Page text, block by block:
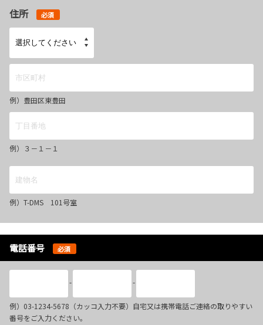
住所 必須
例）豊田区東豊田
例）３－１－１
例）T-DMS 101号室
電話番号 必須
- -
例）03-1234-5678（カッコ入力不要）自宅又は携帯電話ご連絡の取りやすい
番号をご入力ください。